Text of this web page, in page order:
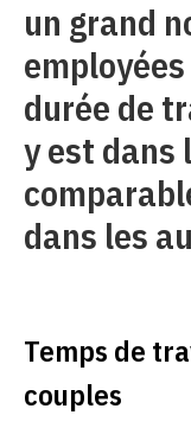
un grand
durée de
y est dans
dans les
Temps de
couples